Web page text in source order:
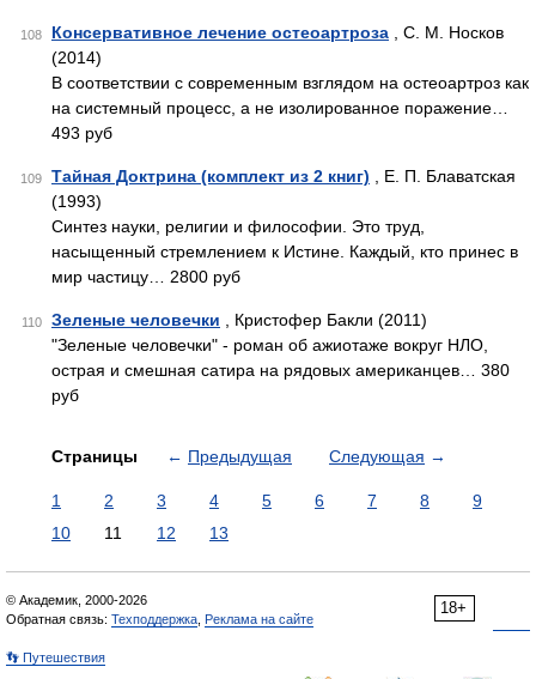
108 Консервативное лечение остеоартроза , С. М. Носков
(2014)
В соответствии с современным взглядом на остеоартроз как
на системный процесс, а не изолированное поражение…
493 руб
109 Тайная Доктрина (комплект из 2 книг) , Е. П. Блаватская
(1993)
Синтез науки, религии и философии. Это труд,
насыщенный стремлением к Истине. Каждый, кто принес в
мир частицу… 2800 руб
110 Зеленые человечки , Кристофер Бакли (2011)
"Зеленые человечки" - роман об ажиотаже вокруг НЛО,
острая и смешная сатира на рядовых американцев… 380
руб
Страницы ← Предыдущая Следующая →
1 2 3 4 5 6 7 8
9
10
11 12 13
18+
© Академик, 2000-2026
Обратная связь: Техподдержка Реклама на сайте
👣 Путешествия